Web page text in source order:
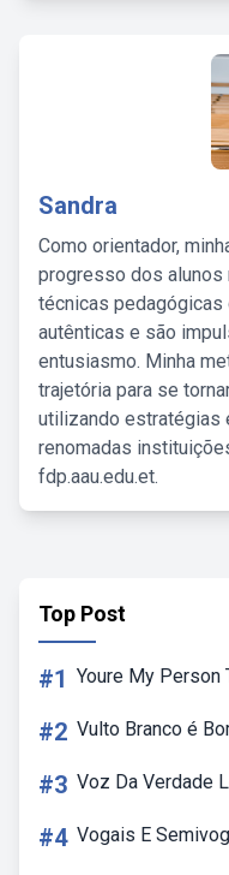
Sandra
Como orientador,
progresso dos alunos
técnicas
autênticas e são
entusiasmo. Minha
trajetória para se
utilizando estratégias
renomadas
fdp.aau.edu.et.
Top Post
#1 Youre My Person
#2 Vulto Branco é
#3 Voz Da Verdade
#4 Vogais E